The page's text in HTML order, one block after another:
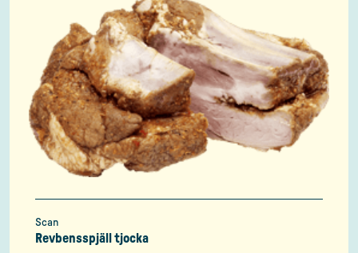
Scan
Revbensspjäll tjocka